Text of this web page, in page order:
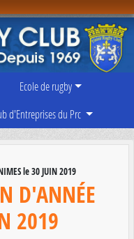
Ecole de rugby
d'Entreprises du Prc
le 30 JUIN 2019
D'ANNÉE
2019